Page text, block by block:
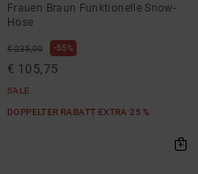
Frauen Braun Funktionelle Snow-
Hose
€ 235,00 55%
€ 105,75
SALE
DOPPELTER RABATT EXTRA 25 %